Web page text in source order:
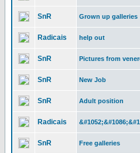
SnR Grown up galleries
Radicais help out
SnR Pictures from
SnR New Job
SnR Adult position
Radicais
SnR Free galleries